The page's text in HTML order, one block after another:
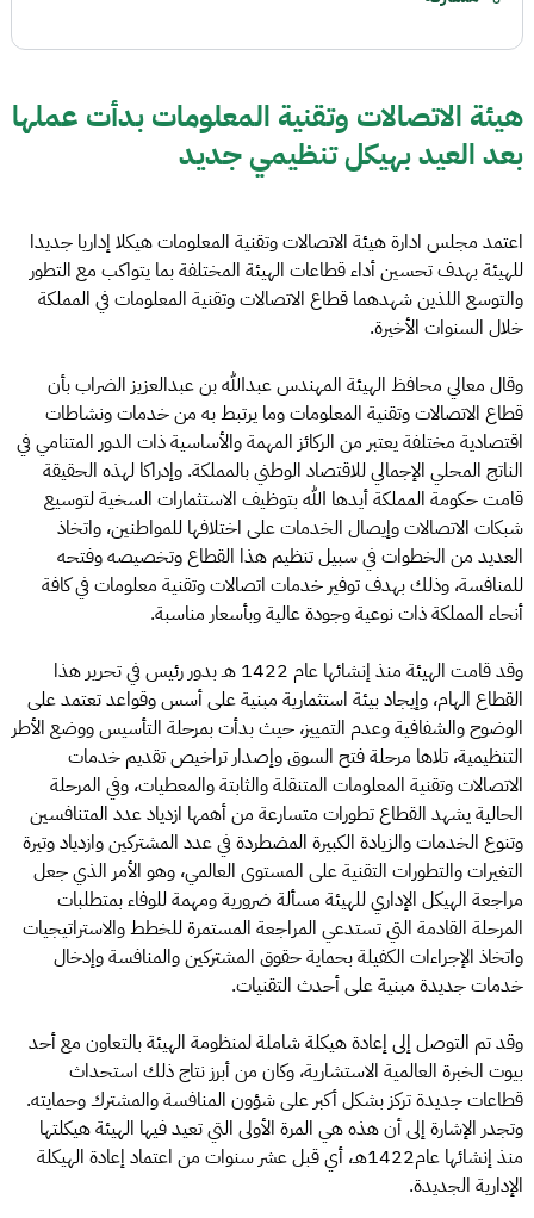
هيئة الاتصالات وتقنية المعلومات بدأت عملها
بعد العيد بهيكل تنظيمي جديد
اعتمد مجلس ادارة هيئة الاتصالات وتقنية المعلومات هيكلا إداريا جديدا
للهيئة بهدف تحسين أداء قطاعات الهيئة المختلفة بما يتواكب مع التطور
والتوسع اللذين شهدهما قطاع الاتصالات وتقنية المعلومات في المملكة
خلال السنوات الأخيرة.
وقال معالي محافظ الهيئة المهندس عبدالله بن عبدالعزيز الضراب بأن
قطاع الاتصالات وتقنية المعلومات وما يرتبط به من خدمات ونشاطات
اقتصادية مختلفة يعتبر من الركائز المهمة والأساسية ذات الدور المتنامي في
الناتج المحلي الإجمالي للاقتصاد الوطني بالمملكة. وإدراكا لهذه الحقيقة
قامت حكومة المملكة أيدها الله بتوظيف الاستثمارات السخية لتوسيع
شبكات الاتصالات وإيصال الخدمات على اختلافها للمواطنين، واتخاذ
العديد من الخطوات في سبيل تنظيم هذا القطاع وتخصيصه وفتحه
للمنافسة، وذلك بهدف توفير خدمات اتصالات وتقنية معلومات في كافة
أنحاء المملكة ذات نوعية وجودة عالية وبأسعار مناسبة.
وقد قامت الهيئة منذ إنشائها عام 1422 هـ بدور رئيس في تحرير هذا
القطاع الهام، وإيجاد بيئة استثمارية مبنية على أسس وقواعد تعتمد على
الوضوح والشفافية وعدم التمييز، حيث بدأت بمرحلة التأسيس ووضع الأطر
التنظيمية، تلاها مرحلة فتح السوق وإصدار تراخيص تقديم خدمات
الاتصالات وتقنية المعلومات المتنقلة والثابتة والمعطيات، وفي المرحلة
الحالية يشهد القطاع تطورات متسارعة من أهمها ازدياد عدد المتنافسين
وتنوع الخدمات والزيادة الكبيرة المضطردة في عدد المشتركين وازدياد وتيرة
التغيرات والتطورات التقنية على المستوى العالمي، وهو الأمر الذي جعل
مراجعة الهيكل الإداري للهيئة مسألة ضرورية ومهمة للوفاء بمتطلبات
المرحلة القادمة التي تستدعي المراجعة المستمرة للخطط والاستراتيجيات
واتخاذ الإجراءات الكفيلة بحماية حقوق المشتركين والمنافسة وإدخال
خدمات جديدة مبنية على أحدث التقنيات.
وقد تم التوصل إلى إعادة هيكلة شاملة لمنظومة الهيئة بالتعاون مع أحد
بيوت الخبرة العالمية الاستشارية، وكان من أبرز نتاج ذلك استحداث
قطاعات جديدة تركز بشكل أكبر على شؤون المنافسة والمشترك وحمايته.
وتجدر الإشارة إلى أن هذه هي المرة الأولى التي تعيد فيها الهيئة هيكلتها
منذ إنشائها عام1422هـ، أي قبل عشر سنوات من اعتماد إعادة الهيكلة
الإدارية الجديدة.